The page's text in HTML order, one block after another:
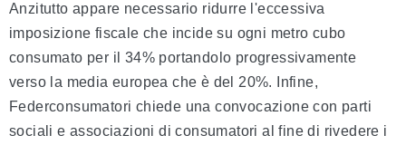
Anzitutto appare necessario ridurre l'eccessiva
imposizione fiscale che incide su ogni metro cubo
consumato per il 34% portandolo progressivamente
verso la media europea che è del 20%. Infine,
Federconsumatori chiede una convocazione con parti
sociali e associazioni di consumatori al fine di rivedere i